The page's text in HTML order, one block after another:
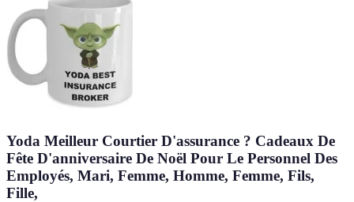
Yoda Meilleur Courtier D'assurance ? Cadeaux De
Fête D'anniversaire De Noël Pour Le Personnel Des
Employés, Mari, Femme, Homme, Femme, Fils,
Fille,